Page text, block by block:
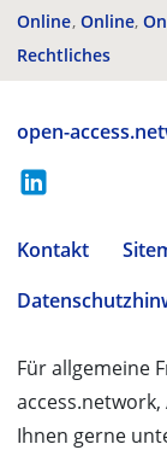
Online Online
Rechtliches
open-
Kontakt
Für allgemeine
Ihnen gerne